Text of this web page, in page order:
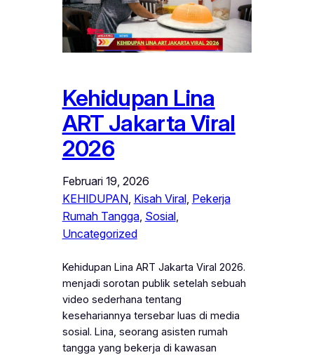
Kehidupan Lina
ART Jakarta Viral
2026
Februari 19, 2026
KEHIDUPAN, Kisah Viral, Pekerja
Rumah Tangga, Sosial
Uncategorized
Kehidupan Lina ART Jakarta Viral 2026.
menjadi sorotan publik setelah sebuah
video sederhana tentang
kesehariannya tersebar luas di media
sosial. Lina, seorang asisten rumah
tangga yang bekerja di kawasan